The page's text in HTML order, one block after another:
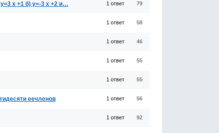
х +1 б) у=-3 х +2 и… 1 ответ 79
1 ответ 58
1 ответ 46
1 ответ 55
1 ответ 55
еечленов 1 ответ 56
1 ответ 92